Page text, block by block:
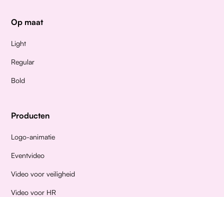
Op maat
Light
Regular
Bold
Producten
Logo-animatie
Eventvideo
Video voor veiligheid
Video voor HR